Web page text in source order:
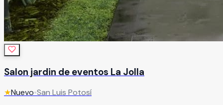
Salon jardin de eventos La Jolla
★Nuevo•San Luis Potosí